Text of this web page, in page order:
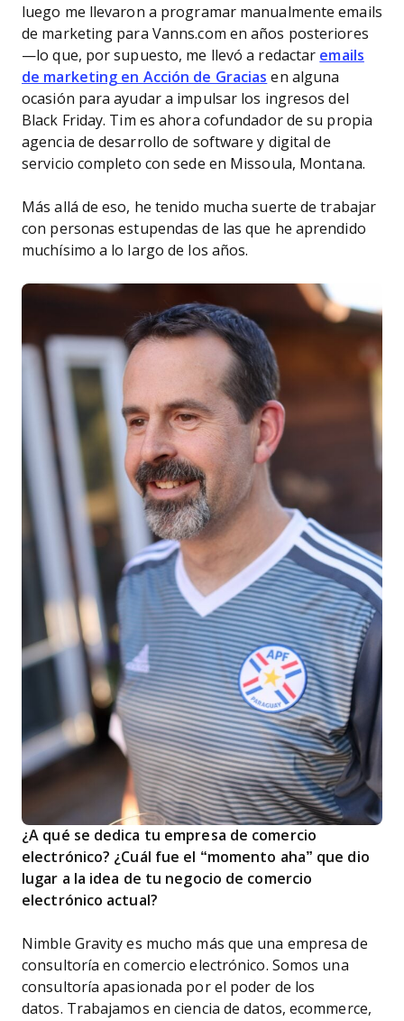
luego me llevaron a programar manualmente emails
de marketing para Vanns.com en años posteriores
—lo que, por supuesto, me llevó a redactar emails
de marketing en Acción de Gracias en alguna
ocasión para ayudar a impulsar los ingresos del
Black Friday. Tim es ahora cofundador de su propia
agencia de desarrollo de software y digital de
servicio completo con sede en Missoula, Montana.
Más allá de eso, he tenido mucha suerte de trabajar
con personas estupendas de las que he aprendido
muchísimo a lo largo de los años.
¿A qué se dedica tu empresa de comercio
electrónico? ¿Cuál fue el “momento aha” que dio
lugar a la idea de tu negocio de comercio
electrónico actual?
Nimble Gravity es mucho más que una empresa de
consultoría en comercio electrónico. Somos una
consultoría apasionada por el poder de los
datos. Trabajamos en ciencia de datos, ecommerce,